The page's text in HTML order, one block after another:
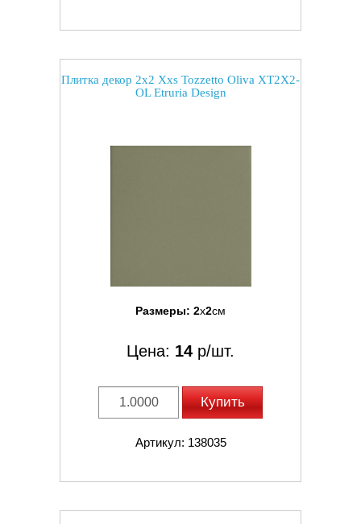
Плитка декор 2x2 Xxs Tozzetto Oliva XT2X2-
OL Etruria Design
Размеры: 2x2см
Цена: 14 р/шт.
Купить
Артикул: 138035